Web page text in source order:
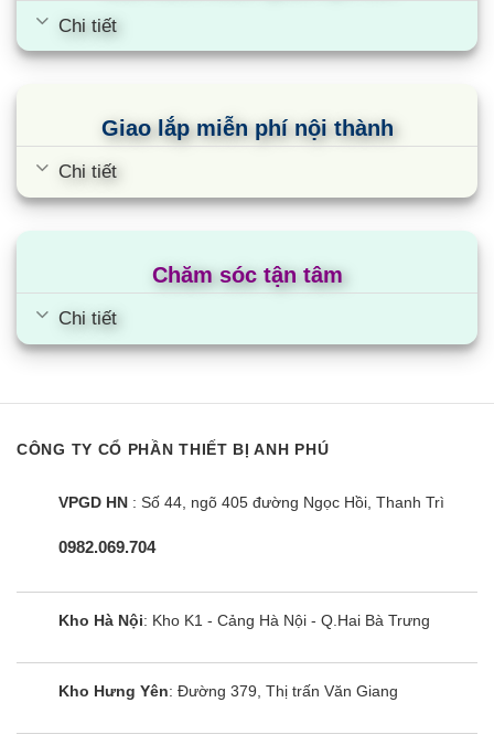
Chi tiết
Giao lắp miễn phí nội thành
Chi tiết
Chăm sóc tận tâm
Chi tiết
CÔNG TY CỔ PHẦN THIẾT BỊ ANH PHÚ
VPGD HN : Số 44, ngõ 405 đường Ngọc Hồi, Thanh Trì
0982.069.704
Kho Hà Nội: Kho K1 - Cảng Hà Nội - Q.Hai Bà Trưng
Kho Hưng Yên: Đường 379, Thị trấn Văn Giang